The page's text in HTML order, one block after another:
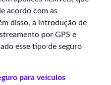
acordo com as
disso, a introdução de
por GPS e
esse tipo de seguro
para veículos